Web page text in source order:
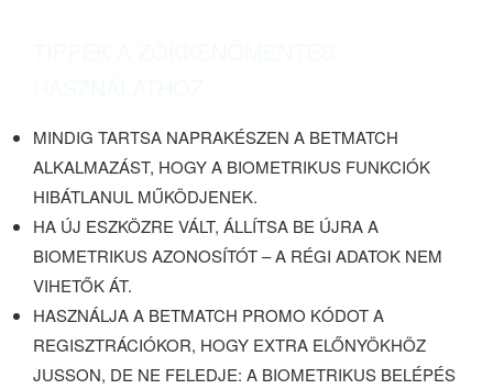
MINDIG TARTSA NAPRAKÉSZEN A BETMATCH
ALKALMAZÁST, HOGY A BIOMETRIKUS FUNKCIÓK
HIBÁTLANUL MŰKÖDJENEK.
HA ÚJ ESZKÖZRE VÁLT, ÁLLÍTSA BE ÚJRA A
BIOMETRIKUS AZONOSÍTÓT – A RÉGI ADATOK NEM
VIHETŐK ÁT.
HASZNÁLJA A BETMATCH PROMO KÓDOT A
REGISZTRÁCIÓKOR, HOGY EXTRA ELŐNYÖKHÖZ
JUSSON, DE NE FELEDJE: A BIOMETRIKUS BELÉPÉS